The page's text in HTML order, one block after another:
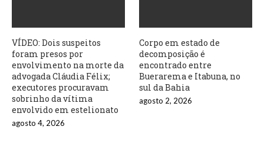
VÍDEO: Dois suspeitos
foram presos por
envolvimento na morte da
advogada Cláudia Félix;
executores procuravam
sobrinho da vítima
envolvido em estelionato
agosto 4, 2026
Corpo em estado de
decomposição é
encontrado entre
Buerarema e Itabuna, no
sul da Bahia
agosto 2, 2026